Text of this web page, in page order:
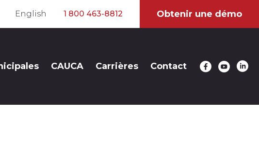
English 1 800 463-8812 Obtenir une démo
CAUCA Carrières Contact